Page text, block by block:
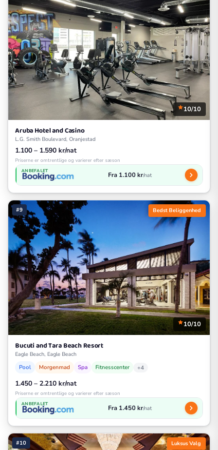
10/10
Aruba Hotel and Casino
L.G. Smith Boulevard, Oranjestad
1.100 – 1.590 kr/nat
Priserne er omtrentlige og varierer efter sæson
ANBEFALET Fra 1.100 kr/nat
#9 Bedst Beliggenhed
10/10
Bucuti and Tara Beach Resort
Eagle Beach, Eagle Beach
Pool Morgenmad Spa Fitnesscenter +4
1.450 – 2.210 kr/nat
Priserne er omtrentlige og varierer efter sæson
ANBEFALET Fra 1.450 kr/nat
#10 Luksus Valg